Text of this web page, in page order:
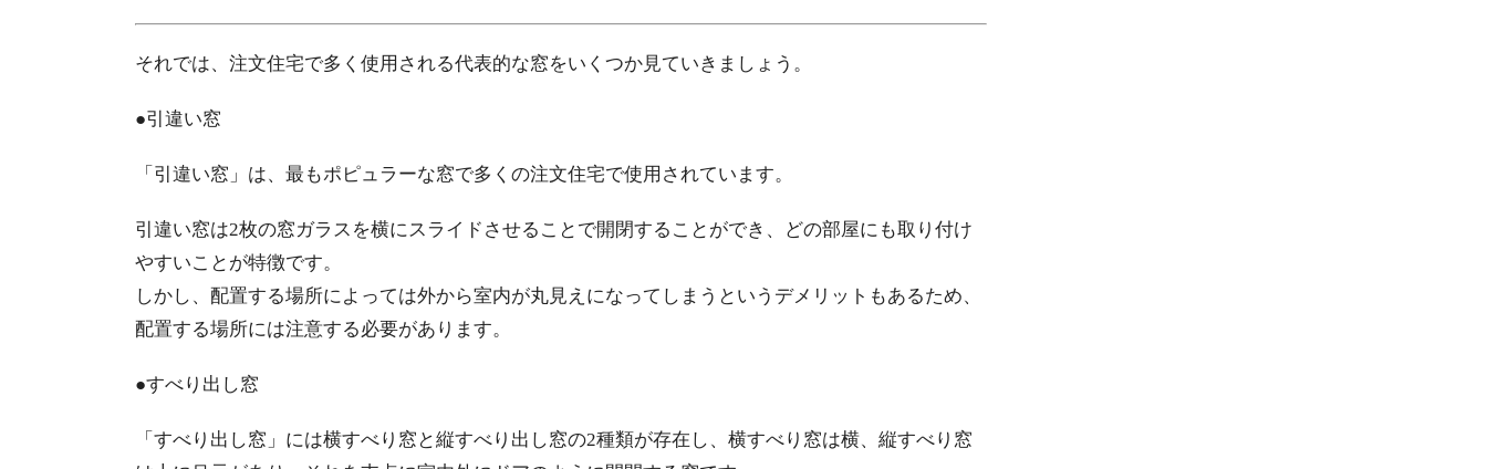
それでは、注文住宅で多く使用される代表的な窓をいくつか見ていきましょう。
●引違い窓
「引違い窓」は、最もポピュラーな窓で多くの注文住宅で使用されています。
引違い窓は2枚の窓ガラスを横にスライドさせることで開閉することができ、どの部屋にも取り付け
やすいことが特徴です。
しかし、配置する場所によっては外から室内が丸見えになってしまうというデメリットもあるため、
配置する場所には注意する必要があります。
●すべり出し窓
「すべり出し窓」には横すべり窓と縦すべり出し窓の2種類が存在し、横すべり窓は横、縦すべり窓